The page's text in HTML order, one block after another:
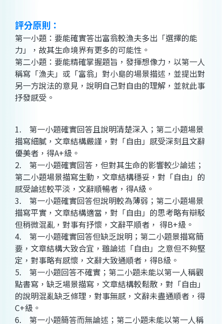
評分原則：
第一小題：要能確實答出富翁較漁夫多出「選擇的能
力」，故其生命境界有更多的可能性。
第二小題：要能精確掌握題旨，發揮想像力，以第一人
稱寫「漁夫」或「富翁」對小島的場景描述，並提出對
另一方說法的意見，說明自己對自由的理解，並就此事
抒發感受。
1. 第一小題確實回答且說明清楚深入；第二小題場景
描寫細膩，文章結構嚴謹，對「自由」感受深刻且文辭
優美者，得A+級。
2. 第一小題確實回答，但對其生命的影響較少論述；
第二小題場景描寫生動，文章結構穩妥，對「自由」的
感受論述較平淡，文辭順暢者，得A級。
3. 第一小題確實回答但說明較為薄弱；第二小題場景
描寫平實，文章結構適當，對「自由」的思考略有辯駁
但稍微混亂，對事有抒懷，文辭平順者， 得B+級。
4. 第一小題確實回答但缺乏說明；第二小題景描寫簡
要，文章結構大致合宜，雖論述「自由」之意但不夠堅
定，對事略有感懷，文辭大致通順者，得B級。
5. 第一小題回答不確實；第二小題未能以第一人稱觀
點書寫，缺乏場景描寫，文章結構較鬆散，對「自由」
的說明混亂缺乏條理，對事無感，文辭未盡通順者，得
C+級。
6. 第一小題簡答而無論述；第二小題未能以第一人稱